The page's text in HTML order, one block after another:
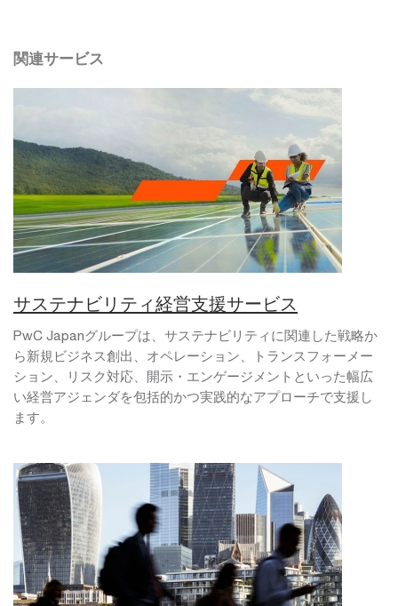
関連サービス
サステナビリティ経営支援サービス
PwC Japanグループは、サステナビリティに関連した戦略か
ら新規ビジネス創出、オペレーション、トランスフォーメー
ション、リスク対応、開示・エンゲージメントといった幅広
い経営アジェンダを包括的かつ実践的なアプローチで支援し
ます。